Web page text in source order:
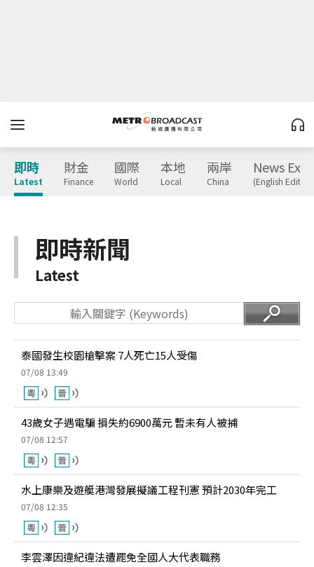
即時
Latest
財金
Finance
國際
World
本地
Local
兩岸
China
News
(English
即時新聞
Latest
泰國發生校園槍擊案 7人死亡15人受傷
07/08 13:49
43歲女子遇電騙 損失約6900萬元 暫未有人被捕
07/08 12:57
水上康樂及遊艇港灣發展擬議工程刊憲 預計2030年完工
07/08 12:35
李雲澤因違紀違法遭罷免全國人大代表職務